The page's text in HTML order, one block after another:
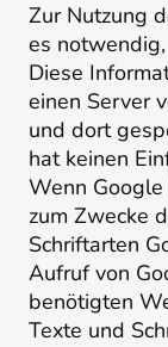
Zur Nutzung
es
Diese
einen Server
und dort
hat keinen
Wenn
zum Zwecke
Schriftarten
Aufruf von
benötigten
Texte und